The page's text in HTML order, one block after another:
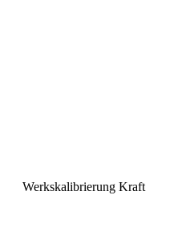
Werkskalibrierung Kraft